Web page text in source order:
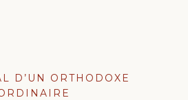
D’UN ORTHODOXE